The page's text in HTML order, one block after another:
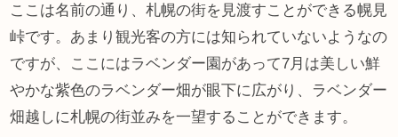
ここは名前の通り、札幌の街を見渡すことができる幌見
峠です。あまり観光客の方には知られていないようなの
ですが、ここにはラベンダー園があって7月は美しい鮮
やかな紫色のラベンダー畑が眼下に広がり、ラベンダー
畑越しに札幌の街並みを一望することができます。